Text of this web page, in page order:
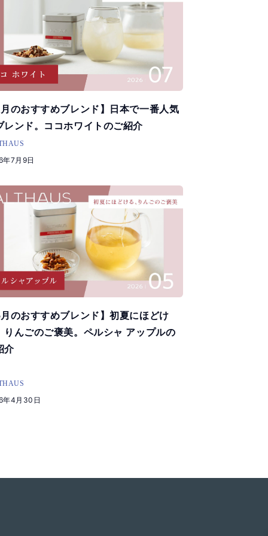
のおすすめブレンド】日本で一番人気
レンド。ココホワイトのご紹介
7月9日
のおすすめブレンド】初夏にほどけ
りんごのご褒美。ペルシャ アップルの
介
年4月30日